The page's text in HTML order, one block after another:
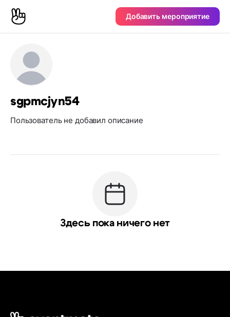
Добавить мероприятие
sgpmcjyn54
Пользователь не добавил описание
Здесь пока ничего нет